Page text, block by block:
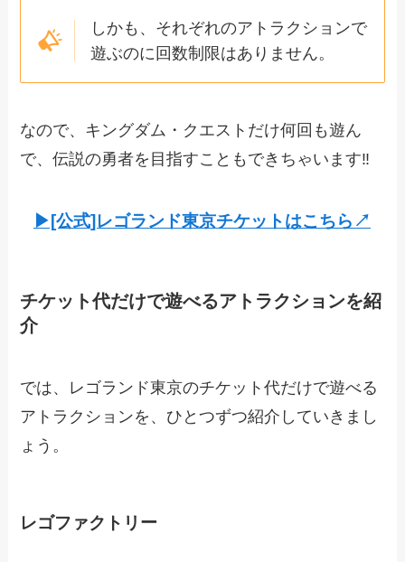
しかも、それぞれのアトラクションで
遊ぶのに回数制限はありません。
なので、キングダム・クエストだけ何回も遊ん
で、伝説の勇者を目指すこともできちゃいます‼️
▶︎[公式]レゴランド東京チケットはこちら↗︎
チケット代だけで遊べるアトラクションを紹
介
では、レゴランド東京のチケット代だけで遊べる
アトラクションを、ひとつずつ紹介していきまし
ょう。
レゴファクトリー